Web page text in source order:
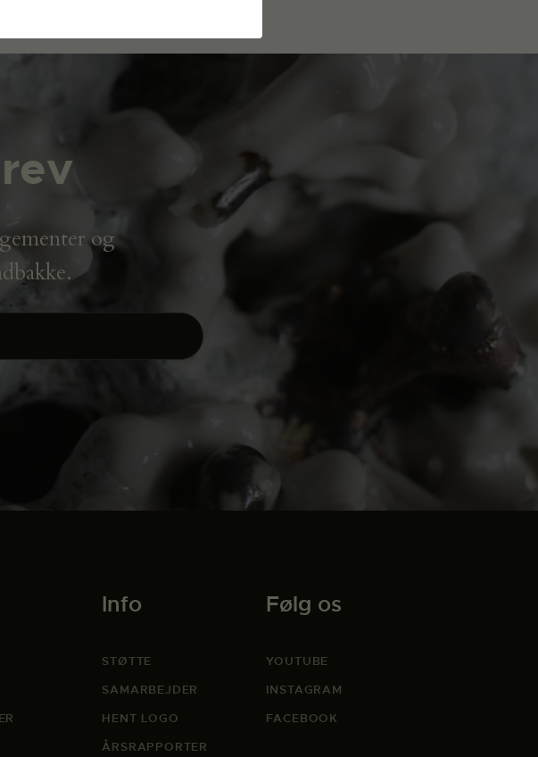
og
Info
STØTTE
SAMARBEJDER
HENT LOGO
ÅRSRAPPORTER
Følg os
YOUTUBE
INSTAGRAM
FACEBOOK